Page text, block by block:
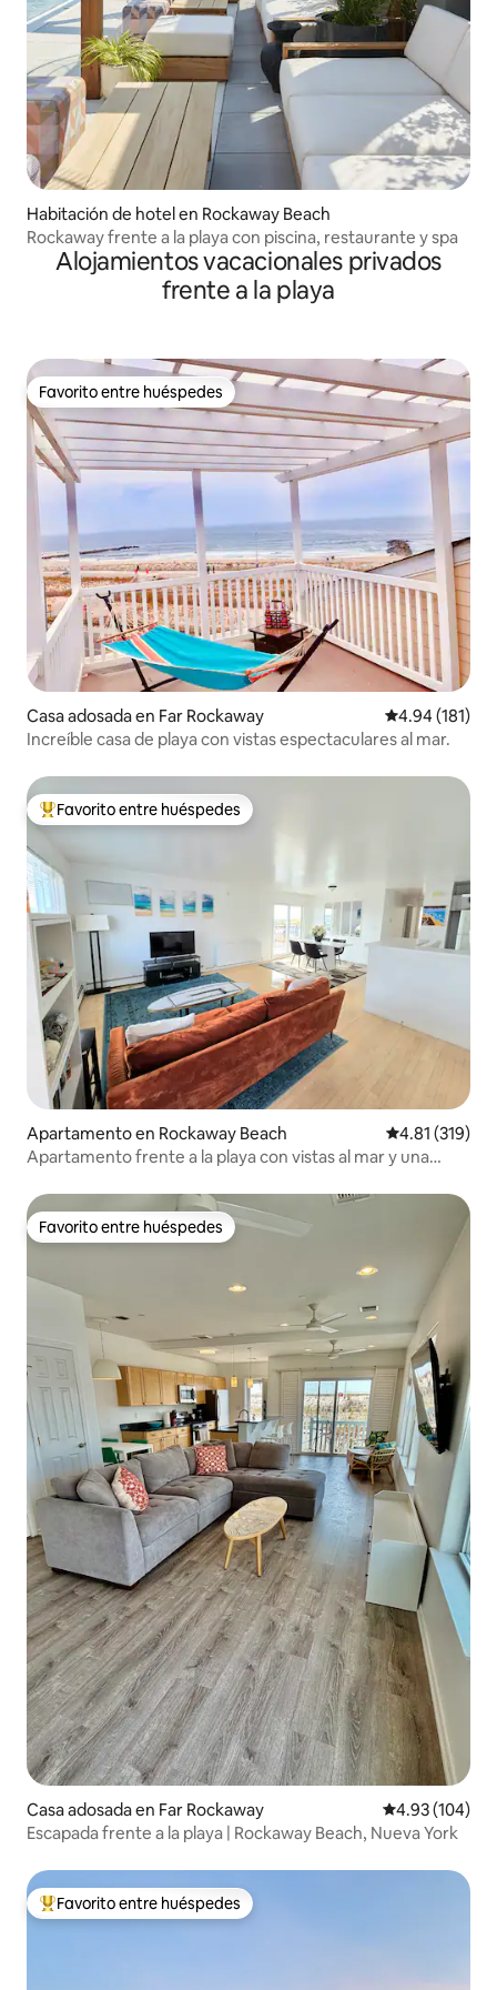
Habitación de hotel en Rockaway Beach
Rockaway frente a la playa con piscina, restaurante y spa
Alojamientos vacacionales privados
frente a la playa
Favorito entre huéspedes
Favorito entre huéspedes
Casa adosada en Far Rockaway Calificación
4.94 (181)
Increíble casa de playa con vistas espectaculares al mar.
Favorito entre huéspedes preferido
Favorito entre huéspedes
Apartamento en Rockaway Beach Calificación
4.81 (319)
Apartamento frente a la playa con vistas al mar y una
Favorito entre huéspedes
Favorito entre huéspedes
Casa adosada en Far Rockaway Calificación
4.93 (104)
Escapada frente a la playa | Rockaway Beach, Nueva York
Favorito entre huéspedes preferido
Favorito entre huéspedes